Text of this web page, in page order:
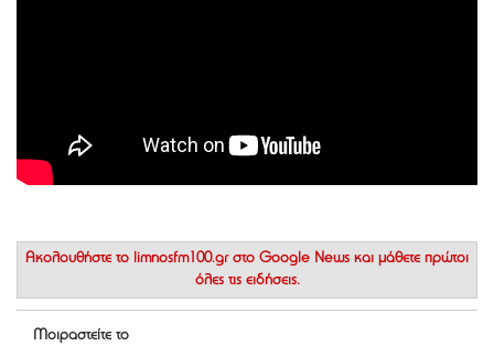
Ακολουθήστε το limnosfm100.gr στο Google News και μάθετε πρώτοι
όλες τις ειδήσεις.
Μοιραστείτε το